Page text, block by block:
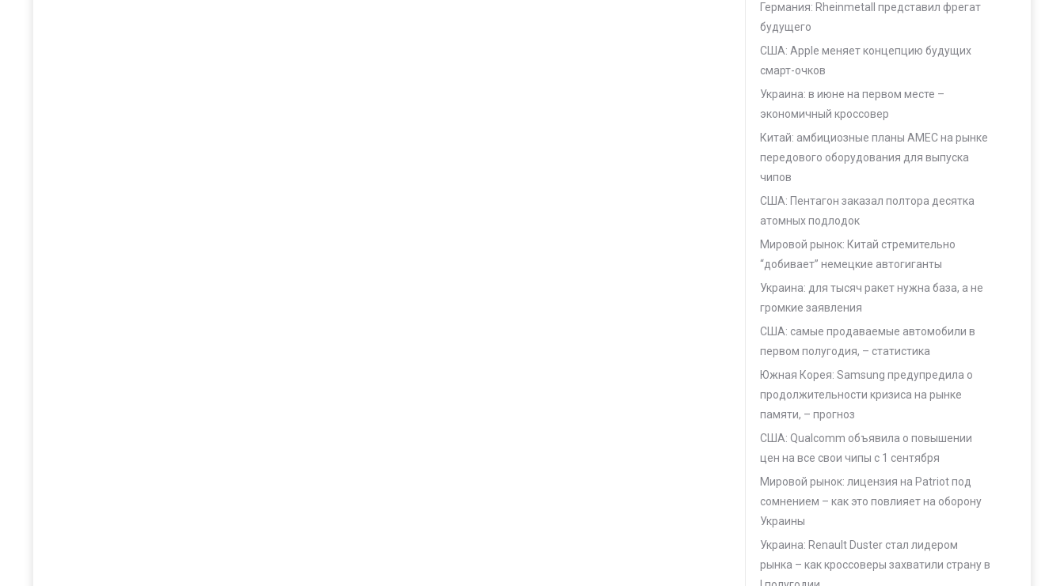
Германия: Rheinmetall представил фрегат
будущего
США: Apple меняет концепцию будущих
смарт-очков
Украина: в июне на первом месте –
экономичный кроссовер
Китай: амбициозные планы AMEC на рынке
передового оборудования для выпуска
чипов
США: Пентагон заказал полтора десятка
атомных подлодок
Мировой рынок: Китай стремительно
“добивает” немецкие автогиганты
Украина: для тысяч ракет нужна база, а не
громкие заявления
США: самые продаваемые автомобили в
первом полугодия, – статистика
Южная Корея: Samsung предупредила о
продолжительности кризиса на рынке
памяти, – прогноз
США: Qualcomm объявила о повышении
цен на все свои чипы с 1 сентября
Мировой рынок: лицензия на Patriot под
сомнением – как это повлияет на оборону
Украины
Украина: Renault Duster стал лидером
рынка – как кроссоверы захватили страну в